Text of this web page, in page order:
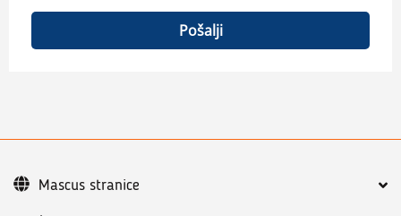
Pošalji
Mascus stranice